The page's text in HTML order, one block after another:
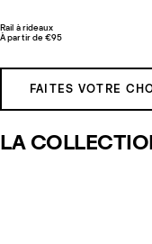
Rail à rideaux
À partir de €95
FAITES VOTRE
LA